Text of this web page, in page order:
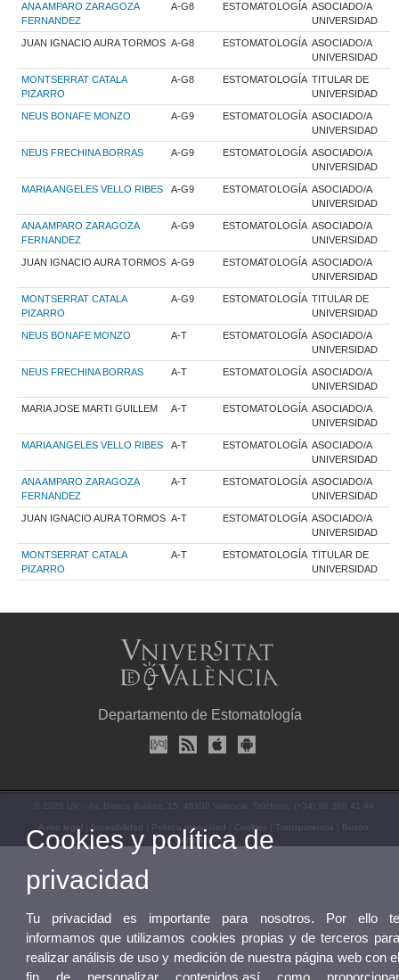
ANA AMPARO ZARAGOZA
FERNANDEZ
A-G8 ESTOMATOLOGÍA ASOCIADO/A
UNIVERSIDAD
JUAN IGNACIO AURA TORMOS A-G8 ESTOMATOLOGÍA ASOCIADO/A
UNIVERSIDAD
MONTSERRAT CATALA
PIZARRO
A-G8 ESTOMATOLOGÍA TITULAR DE
UNIVERSIDAD
NEUS BONAFE MONZO A-G9 ESTOMATOLOGÍA ASOCIADO/A
UNIVERSIDAD
NEUS FRECHINA BORRAS A-G9 ESTOMATOLOGÍA ASOCIADO/A
UNIVERSIDAD
MARIA ANGELES VELLO RIBES A-G9 ESTOMATOLOGÍA ASOCIADO/A
UNIVERSIDAD
ANA AMPARO ZARAGOZA
FERNANDEZ
A-G9 ESTOMATOLOGÍA ASOCIADO/A
UNIVERSIDAD
JUAN IGNACIO AURA TORMOS A-G9 ESTOMATOLOGÍA ASOCIADO/A
UNIVERSIDAD
MONTSERRAT CATALA
PIZARRO
A-G9 ESTOMATOLOGÍA TITULAR DE
UNIVERSIDAD
NEUS BONAFE MONZO A-T ESTOMATOLOGÍA ASOCIADO/A
UNIVERSIDAD
NEUS FRECHINA BORRAS A-T ESTOMATOLOGÍA ASOCIADO/A
UNIVERSIDAD
MARIA JOSE MARTI GUILLEM A-T ESTOMATOLOGÍA ASOCIADO/A
UNIVERSIDAD
MARIA ANGELES VELLO RIBES A-T ESTOMATOLOGÍA ASOCIADO/A
UNIVERSIDAD
ANA AMPARO ZARAGOZA
FERNANDEZ
A-T ESTOMATOLOGÍA ASOCIADO/A
UNIVERSIDAD
JUAN IGNACIO AURA TORMOS A-T ESTOMATOLOGÍA ASOCIADO/A
UNIVERSIDAD
MONTSERRAT CATALA
PIZARRO
A-T ESTOMATOLOGÍA TITULAR DE
UNIVERSIDAD
Departamento de Estomatología
© 2026 UV. - Av. Blasco Ibáñez, 15. 46100 Valencia. Teléfono: (+34) 96 386 41 44
Aviso legal Accesibilidad Política privacidad Cookies Transparencia
Buzón
Departamento
Cookies y política de
privacidad
Tu privacidad es importante para nosotros. Por ello
informamos que utilizamos cookies propias y de terceros
realizar análisis de uso y medición de nuestra página web con
fin de personalizar contenidos,así como